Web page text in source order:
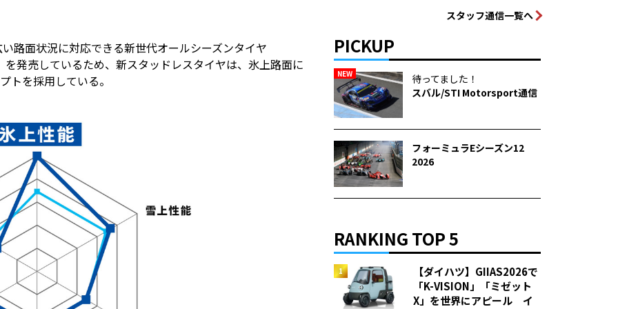
路面状況に対応できる新世代オールシーズンタイヤ
を発売しているため、新スタッドレスタイヤは、氷上路面に
トを採用している。
スタッフ通信一覧へ
PICKUP
NEW
待ってました！
スバル/STI Motorsport通信
フォーミュラEシーズン12
2026
RANKING TOP 5
【ダイハツ】GIIAS2026で
「K-VISION」「ミゼット
X」を世界にアピール イ